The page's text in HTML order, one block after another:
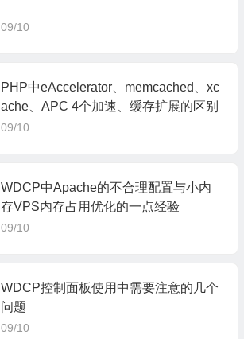
09/10
PHP中eAccelerator、memcached、xc
ache、APC 4个加速、缓存扩展的区别
09/10
WDCP中Apache的不合理配置与小内
存VPS内存占用优化的一点经验
09/10
WDCP控制面板使用中需要注意的几个
问题
09/10